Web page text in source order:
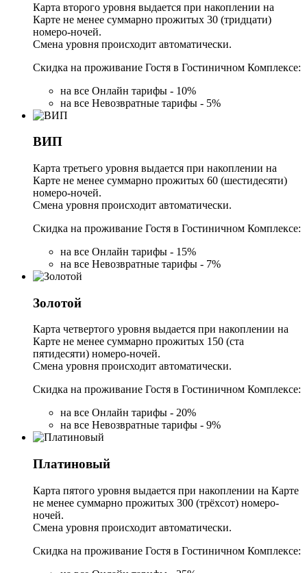
Карта второго уровня выдается при накоплении на
Карте не менее суммарно прожитых 30 (тридцати)
номеро-ночей.
Смена уровня происходит автоматически.
Скидка на проживание Гостя в Гостиничном Комплексе:
на все Онлайн тарифы - 10%
на все Невозвратные тарифы - 5%
ВИП
Карта третьего уровня выдается при накоплении на
Карте не менее суммарно прожитых 60 (шестидесяти)
номеро-ночей.
Смена уровня происходит автоматически.
Скидка на проживание Гостя в Гостиничном Комплексе:
на все Онлайн тарифы - 15%
на все Невозвратные тарифы - 7%
Золотой
Карта четвертого уровня выдается при накоплении на
Карте не менее суммарно прожитых 150 (ста
пятидесяти) номеро-ночей.
Смена уровня происходит автоматически.
Скидка на проживание Гостя в Гостиничном Комплексе:
на все Онлайн тарифы - 20%
на все Невозвратные тарифы - 9%
Платиновый
Карта пятого уровня выдается при накоплении на Карте
не менее суммарно прожитых 300 (трёхсот) номеро-
ночей.
Смена уровня происходит автоматически.
Скидка на проживание Гостя в Гостиничном Комплексе: